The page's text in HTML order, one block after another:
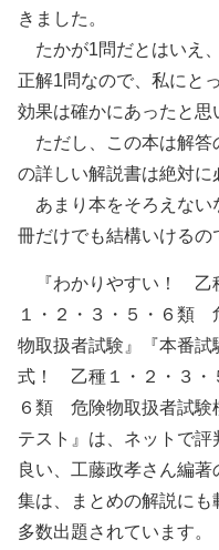
きました。
たかが1問だとはいえ
正解1問なので、私にと
効果は確かにあったと思
ただし、この本は解答
の詳しい解説書は絶対に
あまり本をそろえない
冊だけでも結構いけるの
『わかりやすい！ 乙
１・２・３・５・６類
物取扱者試験』『本番試
式！ 乙種１・２・３・
６類 危険物取扱者試験
テスト』は、ネットで評
良い、工藤政孝さん編
集は、まとめの解説に
多数出題されています。